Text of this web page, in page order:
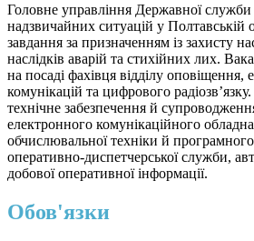
Головне управління Державної служби
надзвичайних ситуацій у Полтавській
завдання за призначенням із захисту
наслідків аварій та стихійних лих.
на посаді фахівця відділу оповіщення,
комунікацій та цифрового
технічне забезпечення й
електронного комунікаційного
обчислювальної техніки й
оперативно-диспетчерської служби,
добової оперативної інформації.
Обов'язки